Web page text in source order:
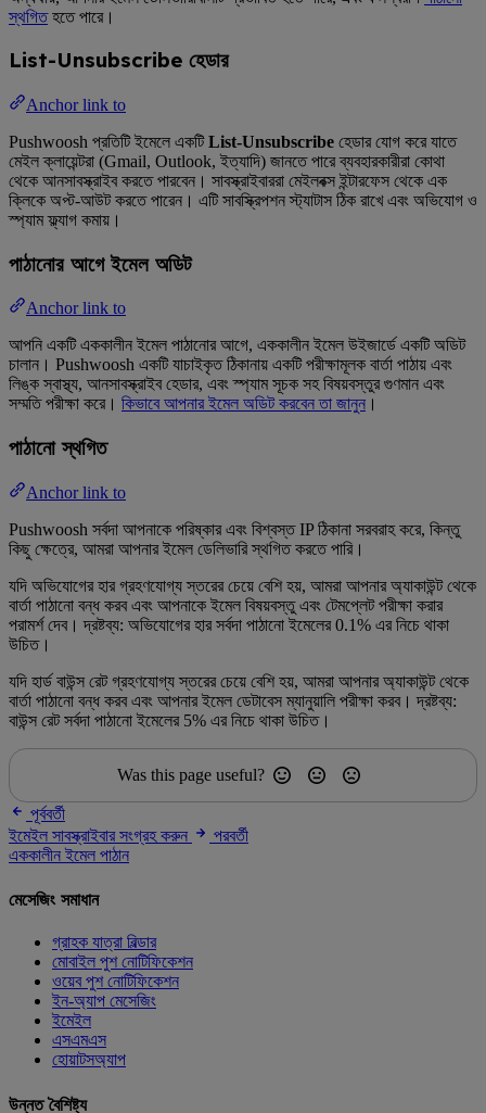
স্থগিতহতে পারে।
List-Unsubscribe হেডার
Anchor link to
Pushwoosh প্রতিটি ইমেলে একটিList-Unsubscribe হেডার যোগ করে যাতে
মেইল ক্লায়েন্টরা (Gmail, Outlook, ইত্যাদি) জানতে পারে ব্যবহারকারীরা কোথা
থেকে আনসাবস্ক্রাইব করতে পারবেন। সাবস্ক্রাইবাররা মেইলবক্স ইন্টারফেস থেকে এক
ক্লিকে অপ্ট-আউট করতে পারেন। এটি সাবস্ক্রিপশন স্ট্যাটাস ঠিক রাখে এবং অভিযোগ ও
স্প্যাম ফ্ল্যাগ কমায়।
পাঠানোর আগে ইমেল অডিট
Anchor link to
আপনি একটি এককালীন ইমেল পাঠানোর আগে, এককালীন ইমেল উইজার্ডে একটি অডিট
চালান। Pushwoosh একটি যাচাইকৃত ঠিকানায় একটি পরীক্ষামূলক বার্তা পাঠায় এবং
লিঙ্ক স্বাস্থ্য, আনসাবস্ক্রাইব হেডার, এবং স্প্যাম সূচক সহ বিষয়বস্তুর গুণমান এবং
সম্মতি পরীক্ষা করে। কিভাবে আপনার ইমেল অডিট করবেন তা জানুন ।
পাঠানো স্থগিত
Anchor link to
Pushwoosh সর্বদা আপনাকে পরিষ্কার এবং বিশ্বস্ত IP ঠিকানা সরবরাহ করে, কিন্তু
কিছু ক্ষেত্রে, আমরা আপনার ইমেল ডেলিভারি স্থগিত করতে পারি।
যদি অভিযোগের হার গ্রহণযোগ্য স্তরের চেয়ে বেশি হয়, আমরা আপনার অ্যাকাউন্ট থেকে
বার্তা পাঠানো বন্ধ করব এবং আপনাকে ইমেল বিষয়বস্তু এবং টেমপ্লেট পরীক্ষা করার
পরামর্শ দেব। দ্রষ্টব্য: অভিযোগের হার সর্বদা পাঠানো ইমেলের 0.1% এর নিচে থাকা
উচিত।
যদি হার্ড বাউন্স রেট গ্রহণযোগ্য স্তরের চেয়ে বেশি হয়, আমরা আপনার অ্যাকাউন্ট থেকে
বার্তা পাঠানো বন্ধ করব এবং আপনার ইমেল ডেটাবেস ম্যানুয়ালি পরীক্ষা করব। দ্রষ্টব্য:
বাউন্স রেট সর্বদা পাঠানো ইমেলের 5% এর নিচে থাকা উচিত।
Was this page useful?
পূর্ববর্তী
ইমেইল সাবস্ক্রাইবার সংগ্রহ করুন
পরবর্তী
এককালীন ইমেল পাঠান
মেসেজিং সমাধান
গ্রাহক যাত্রা বিল্ডার
মোবাইল পুশ নোটিফিকেশন
ওয়েব পুশ নোটিফিকেশন
ইন-অ্যাপ মেসেজিং
ইমেইল
এসএমএস
হোয়াটসঅ্যাপ
উন্নত বৈশিষ্ট্য